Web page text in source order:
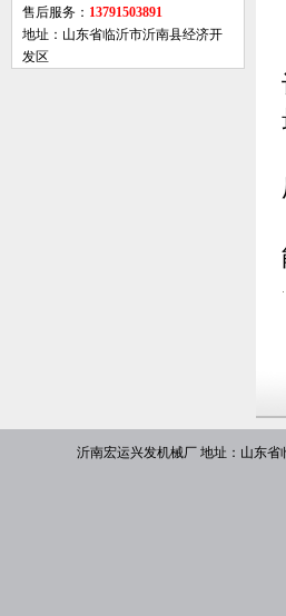
售后服务： 13791503891
地址：山东省临沂市沂南县经济开
发区
沂南宏运兴发机械厂 地址：山东省